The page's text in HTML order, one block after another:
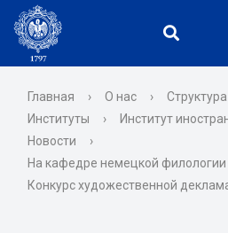
Главная › О нас ›
Институты
› Институт
Новости
›
На кафедре немецкой
Конкурс художественной